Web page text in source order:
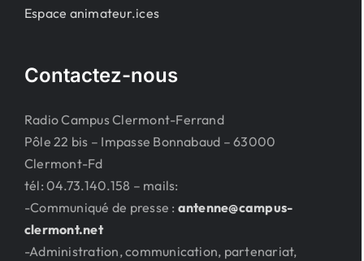
Espace animateur.ices
Contactez-nous
Radio Campus Clermont-Ferrand
Pôle 22 bis – Impasse Bonnabaud – 63000
Clermont-Fd
tél: 04.73.140.158 – mails:
-Communiqué de presse : antenne@campus-
clermont.net
-Administration, communication, partenariat,